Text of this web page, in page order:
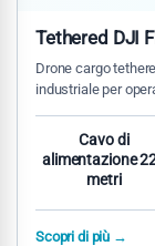
Tethered DJI
Drone cargo
industriale per
Cavo di
alimentazione
metri
Scopri di più →